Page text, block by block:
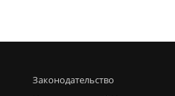
Законодательство